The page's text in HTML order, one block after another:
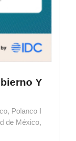
Y
Polanco I
de México,